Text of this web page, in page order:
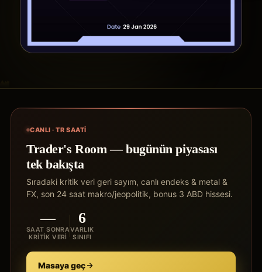
CANLI · TR SAATI
Trader's Room — bugünün piyasası
tek bakışta
Sıradaki kritik veri geri sayım, canlı endeks & metal &
FX, son 24 saat makro/jeopolitik, bonus 3 ABD hissesi.
—
SAAT SONRA
KRITIK VERI
6
VARLIK
SINIFI
Masaya geç